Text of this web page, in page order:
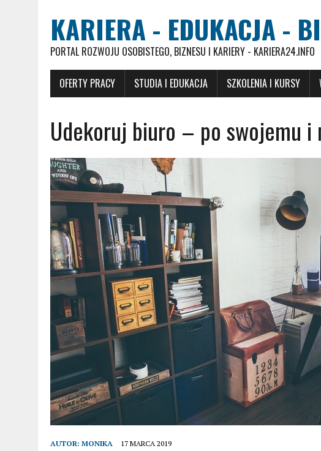
KARIERA - EDUKACJA -
PORTAL ROZWOJU OSOBISTEGO, BIZNESU I KARIERY - KARIERA24.INFO
OFERTY PRACY STUDIA I EDUKACJA SZKOLENIA I KURSY
Udekoruj biuro – po swojemu i
AUTOR: MONIKA 17 MARCA 2019